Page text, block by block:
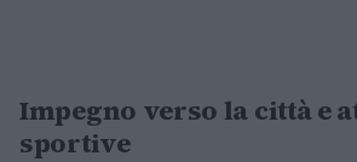
Impegno verso la città e
sportive